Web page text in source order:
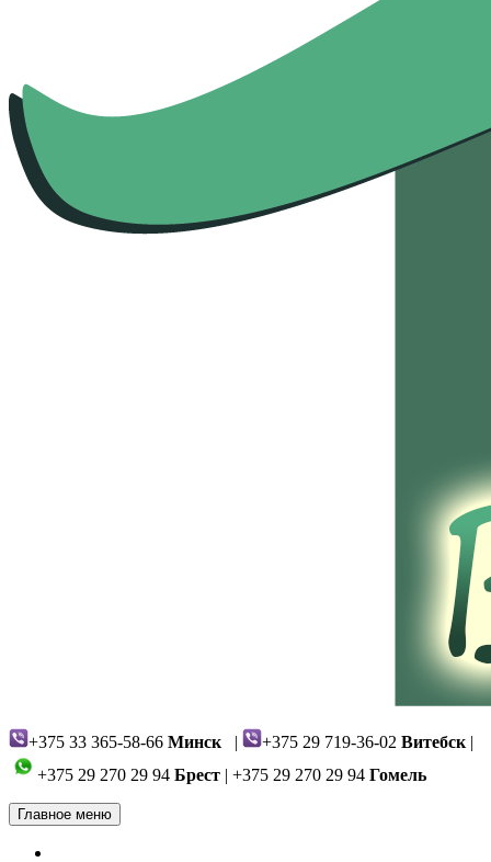
+375 33 365-58-66 Минск | +375 29 719-36-02 Витебск |
+375 29 270 29 94 Брест | +375 29 270 29 94 Гомель
Главное меню